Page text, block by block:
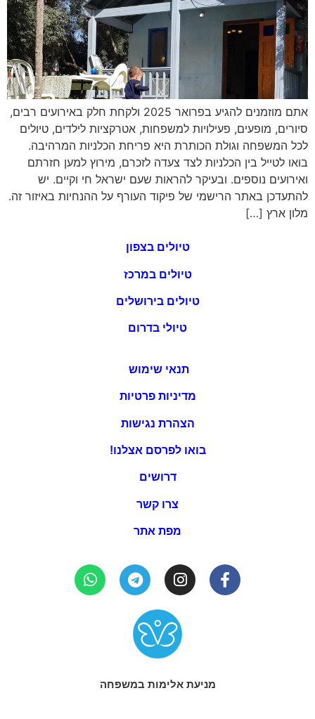
אתם מוזמנים להגיע בפרואר 2025 ולקחת חלק באירועים רבים,
סיורים, מופעים, פעילויות למשפחות, אטרקציות לילדים, טיולים
לכל המשפחה וגולת הכותרת היא פריחת הכלניות המרהיבה.
בואו לטייל בין הכלניות לצד צעדה לזכרם, מירוץ למען חזרתם
ואירועים נוספים. ובעיקר להראות שעם ישראל חי וקיים. יש
להתעדכן באתר הרישמי של פיקוד העורף על ההנחיות באיזור זה.
מלון ארץ […]
טיולים בצפון
טיולים במרכז
טיולים בירושלים
טיולי בדרום
תנאי שימוש
מדיניות פרטיות
הצהרת נגישות
בואו לפרסם אצלנו!
דרושים
צרו קשר
מפת אתר
מניעת אלימות במשפחה